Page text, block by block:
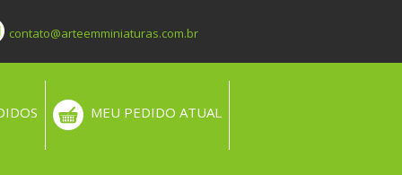
contato@arteemminiaturas.com.br
MEU PEDIDO ATUAL